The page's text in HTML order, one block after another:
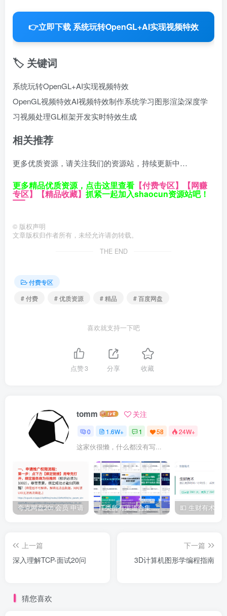
👉立即下载 系统玩转OpenGL+AI实现视频特效
🏷️ 关键词
系统玩转OpenGL+AI实现视频特效
OpenGL视频特效AI视频特效制作系统学习图形渲染深度学
习视频处理GL框架开发实时特效生成
相关推荐
更多优质资源，请关注我们的资源站，持续更新中…
更多精品优质资源，点击这里查看 【付费专区】 【网赚
专区】 【精品收藏】 抓紧一起加入shaocun资源站吧！
© 版权声明
文章版权归作者所有，未经允许请勿转载。
THE END
付费专区
# 付费
# 优质资源 # 精品 # 百度网盘
喜欢就支持一下吧
点赞3 分享 收藏
tomm 关注
0 1.6W+ 1 58 24W+
这家伙很懒，什么都没有写...
夸克网盘20t 会员 申请 IT类所有渠道合集 持续日更，目前近四千多条资源 年费用户微信私信获取权限
上一篇
深入理解TCP-面试20问
下一篇
3D计算机图形学编程指南
猜您喜欢